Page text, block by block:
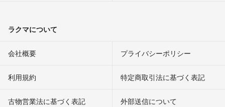
ラクマについて
会社概要 プライバシーポリシー
利用規約 特定商取引法に基づく表記
古物営業法に基づく表記 外部送信について